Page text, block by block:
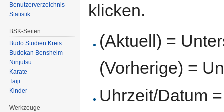
klicken.
(Aktuell) =
(Vorherige) =
Uhrzeit/Datum
Benutzerverzeichnis
Statistik
BSK-Seiten
Budo Studien Kreis
Budokan Bensheim
Ninjutsu
Karate
Taiji
Kinder
Werkzeuge